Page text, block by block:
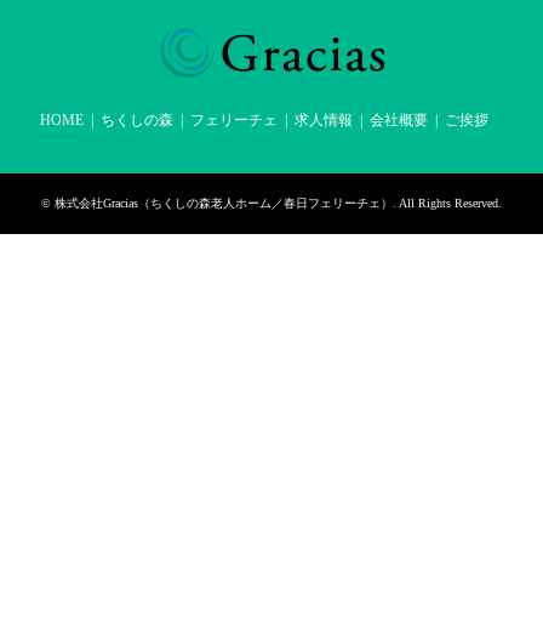
HOME ちくしの森 フェリーチェ 求人情報 会社概要 ご挨拶
© 株式会社Gracias（ちくしの森老人ホーム／春日フェリーチェ） . All Rights Reserved.